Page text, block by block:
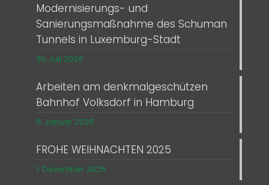
Modernisierungs- und
Sanierungsmaßnahme des Schuman
Tunnels in Luxemburg-Stadt
30. Juli 2026
Arbeiten am denkmalgeschützen
Bahnhof Volksdorf in Hamburg
8. Januar 2026
FROHE WEIHNACHTEN 2025
1. Dezember 2025